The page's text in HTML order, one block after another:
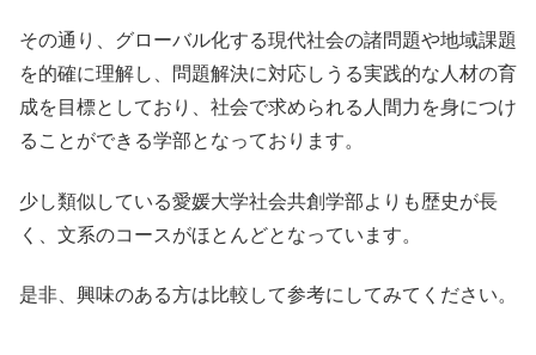
その通り、グローバル化する現代社会の諸問題や地域課題
を的確に理解し、問題解決に対応しうる実践的な人材の育
成を目標としており、社会で求められる人間力を身につけ
ることができる学部となっております。
少し類似している愛媛大学社会共創学部よりも歴史が長
く、文系のコースがほとんどとなっています。
是非、興味のある方は比較して参考にしてみてください。